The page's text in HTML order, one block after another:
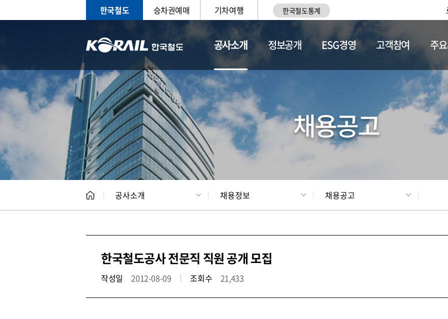
한국철도 승차권예매 기차여행 한국철도통계
공사소개
CEO 일반현황 채용정보
정보공개 ESG경영 고객참여 주
채용공고
공사소개 채용정보 채용공고
한국철도공사 전문직 직원 공개 모집
작성일 2012-08-09 조회수 21,433